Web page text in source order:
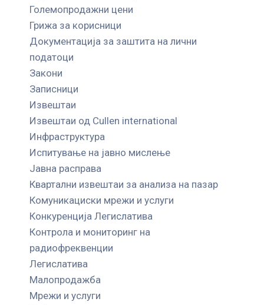
Големопродажни цени
Грижа за корисници
Документација за заштита на лични
податоци
Закони
Записници
Извештаи
Извештаи од Cullen international
Инфраструктура
Испитување на јавно мислење
Јавна расправа
Квартални извештаи за анализа на пазар
Комуникациски мрежи и услуги
Конкуренција Легислатива
Контрола и мониторинг на
радиофреквенции
Легислатива
Малопродажба
Мрежи и услуги